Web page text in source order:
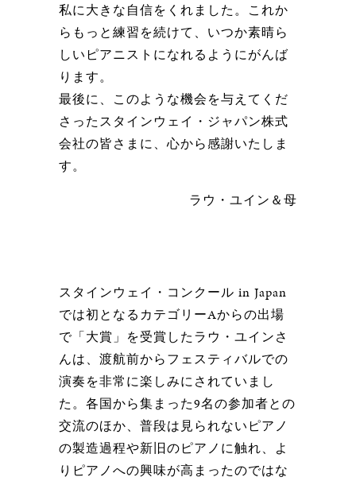
私に大きな自信をくれました。これか
らもっと練習を続けて、いつか素晴ら
しいピアニストになれるようにがんば
ります。
最後に、このような機会を与えてくだ
さったスタインウェイ・ジャパン株式
会社の皆さまに、心から感謝いたしま
す。
ラウ・ユイン＆母
スタインウェイ・コンクール in Japan
では初となるカテゴリーAからの出場
で「大賞」を受賞したラウ・ユインさ
んは、渡航前からフェスティバルでの
演奏を非常に楽しみにされていまし
た。各国から集まった9名の参加者との
交流のほか、普段は見られないピアノ
の製造過程や新旧のピアノに触れ、よ
りピアノへの興味が高まったのではな